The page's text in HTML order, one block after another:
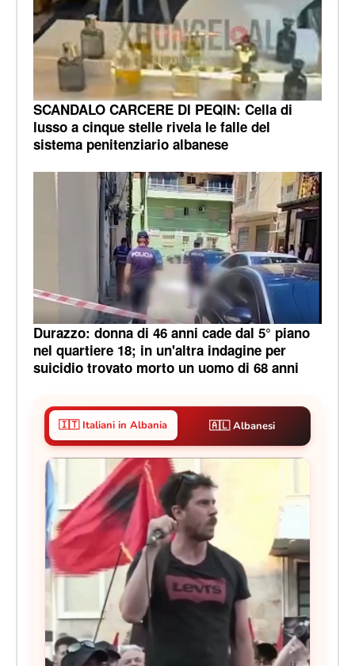
SCANDALO CARCERE DI PEQIN: Cella di
lusso a cinque stelle rivela le falle del
sistema penitenziario albanese
Durazzo: donna di 46 anni cade dal 5° piano
nel quartiere 18; in un'altra indagine per
suicidio trovato morto un uomo di 68 anni
🇮🇹 Italiani in Albania 🇦🇱 Albanesi